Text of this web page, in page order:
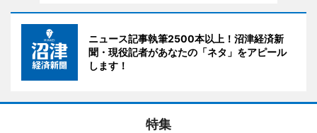
ニュース記事執筆2500本以上！沼津経済新
聞・現役記者があなたの「ネタ」をアピール
します！
特集